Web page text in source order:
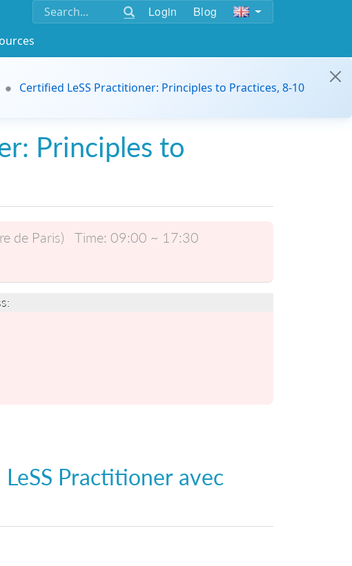
Login Blog
Certified LeSS Practitioner: Principles to Practices, 8-10
Principles to
de Paris) Time: 09:00 ~ 17:30
Practitioner avec